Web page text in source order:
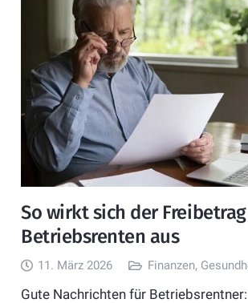
So wirkt sich der
Betriebsrenten aus
11. März 2026 Finanzen,
Gute Nachrichten für